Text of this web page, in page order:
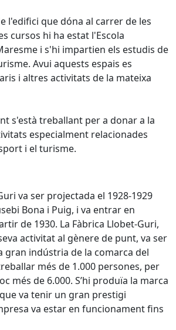
l'edifici que dóna al carrer de les
cursos hi ha estat l'Escola
i s'hi impartien els estudis de
Avui aquests espais es
i altres activitats de la mateixa
s'està treballant per a donar a la
especialment relacionades
i el turisme.
va ser projectada el 1928-1929
Bona i Puig, i va entrar en
de 1930. La Fàbrica Llobet-Guri,
activitat al gènere de punt, va ser
gran indústria de la comarca del
més de 1.000 persones, per
més de 6.000. S’hi produïa la marca
que va tenir un gran prestigi
va estar en funcionament fins